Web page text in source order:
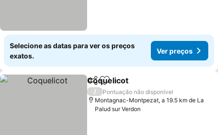
Selecione as datas para ver os preços
exatos.
Ver preços
PartilharAdicionar aos favoritos
Coquelicot
/
Pontuação não disponível
Montagnac-Montpezat, a 19.5 km de La
Palud sur Verdon